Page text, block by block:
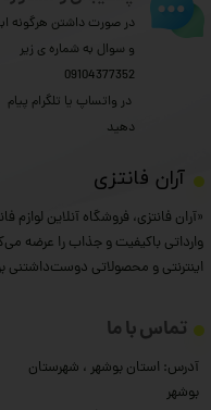
​آران فانتزی
«آران فانتزی، فروشگاه آنلاین
وارداتی باکیفیت و جذاب را عرضه
اینترنتی و محصولاتی
تماس با ما
آدرس: استان بوشهر ، شهرستان
بوشهر
در صورت داشتن هرگونه
و سوال به شماره ی زیر
09104377352
​​​​​​​ در واتساپ یا تلگرام پیام
دهید